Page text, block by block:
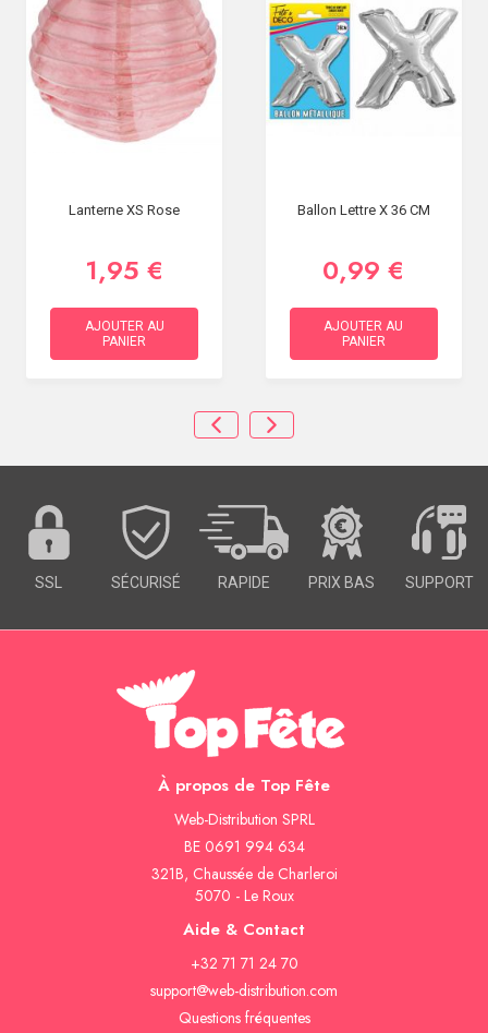
Lanterne XS Rose
1,95 €
AJOUTER AU
PANIER
Ballon Lettre X 36 CM
0,99 €
AJOUTER AU
PANIER
SSL SÉCURISÉ RAPIDE PRIX BAS SUPPORT
À propos de Top Fête
Web-Distribution SPRL
BE 0691 994 634
321B, Chaussée de Charleroi
5070 - Le Roux
Aide & Contact
+32 71 71 24 70
support@web-distribution.com
Questions fréquentes